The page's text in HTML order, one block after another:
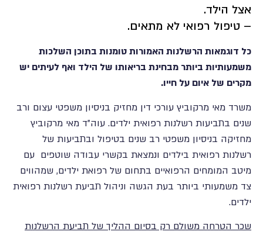
אצל הילד.
– טיפול רפואי לא מתאים.
כל דוגמאות הרשלנות האמורות טומנות בתוכן השלכות
משמעותיות ביותר מבחינת בריאותו של הילד ואף לעיתים יש
מקרים של איום על חייו.
משרד מאי מרקוביץ עורכי דין מחזיק בניסיון משפטי עצום ורב
שנים בתביעות רשלנות רפואית ילדים. עוה"ד מאי מרקוביץ
מחזיקה בניסיון משפטי רב שנים בטיפול ובתביעות של
רשלנות רפואית בילדים ונמצאת בקשרי עבודה שוטפים עם
מיטב המומחים הרפואיים בתחום של רפואת ילדים, שמהווים
צד משמעותי ביותר בעת הגשה וניהול תביעת רשלנות רפואית
ילדים.
שכר הטרחה משולם רק בסיום ההליך של תביעת הרשלנות